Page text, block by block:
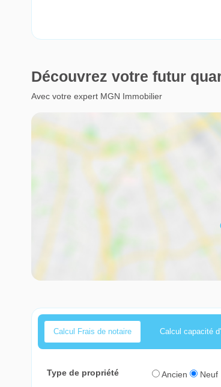
Découvrez votre futur
Avec votre expert MGN Immobilier
Calcul Frais de notaire Calcul capacité